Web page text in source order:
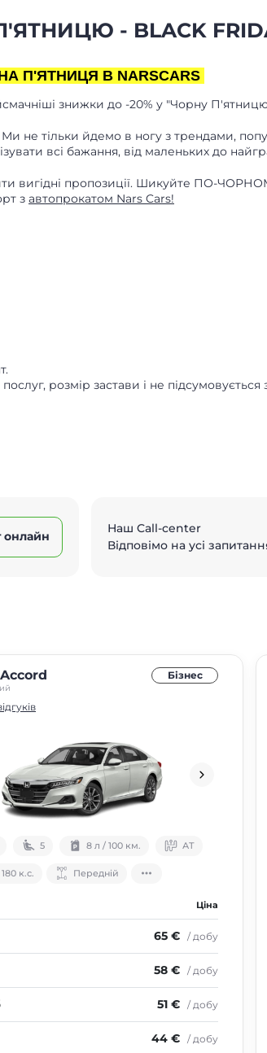
- BLACK
П'ЯТНИЦЯ В NARSCARS
знижки до -20% у "Чорну
не тільки йдемо в ногу з трендами,
всі бажання, від маленьких до
вигідні пропозиції. Шикуйте ПО-
з автопрокатом Nars Cars!
послуг, розмір застави і не
онлайн
Наш Call-center
Відповімо на усі
Бізнес
5 8 л / 100 км. АТ
к.с. Передній
Ціна
65 € / добу
58 € / добу
51 € / добу
44 € / добу